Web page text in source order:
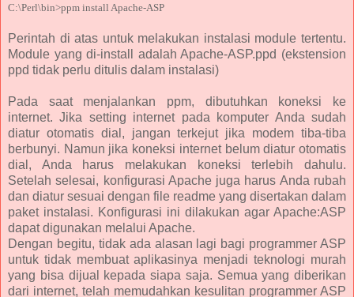
C:\Perl\bin>ppm install Apache-ASP
Perintah di atas untuk melakukan instalasi module tertentu.
Module yang di-install adalah Apache-ASP.ppd (ekstension
ppd tidak perlu ditulis dalam instalasi)
Pada saat menjalankan ppm, dibutuhkan koneksi ke
internet. Jika setting internet pada komputer Anda sudah
diatur otomatis dial, jangan terkejut jika modem tiba-tiba
berbunyi. Namun jika koneksi internet belum diatur otomatis
dial, Anda harus melakukan koneksi terlebih dahulu.
Setelah selesai, konfigurasi Apache juga harus Anda rubah
dan diatur sesuai dengan file readme yang disertakan dalam
paket instalasi. Konfigurasi ini dilakukan agar Apache:ASP
dapat digunakan melalui Apache.
Dengan begitu, tidak ada alasan lagi bagi programmer ASP
untuk tidak membuat aplikasinya menjadi teknologi murah
yang bisa dijual kepada siapa saja. Semua yang diberikan
dari internet, telah memudahkan kesulitan programmer ASP